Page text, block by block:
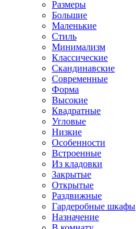
Размеры
Большие
Маленькие
Стиль
Минимализм
Классические
Скандинавские
Современные
Форма
Высокие
Квадратные
Угловые
Низкие
Особенности
Встроенные
Из кладовки
Закрытые
Открытые
Раздвижные
Гардеробные шкафы
Назначение